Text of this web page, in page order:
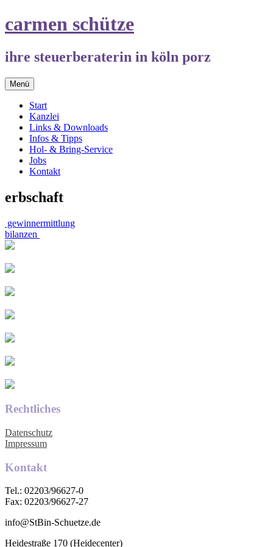
zum
carmen schütze
ihre steuerberaterin in köln porz
Menü
Start
Kanzlei
Links & Downloads
Infos & Tipps
Hol- & Bring-Service
Jobs
Kontakt
erbschaft
Beitrags-
Navigation
gewinnermittlung
bilanzen
Rechtliches
Datenschutz
Impressum
Kontakt
Tel.: 02203/96627-0
Fax: 02203/96627-27
info@StBin-Schuetze.de
Heidestraße 170 (Heidecenter)